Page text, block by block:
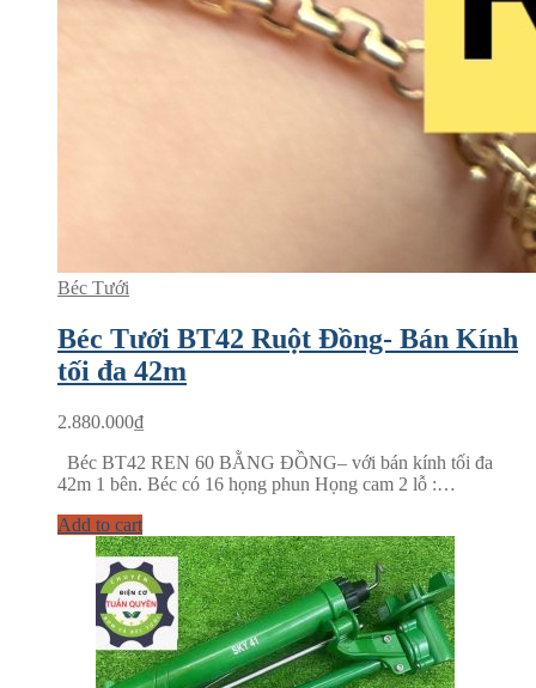
Béc Tưới
Béc Tưới BT42 Ruột Đồng- Bán Kính
tối đa 42m
2.880.000₫
Béc BT42 REN 60 BẰNG ĐỒNG– với bán kính tối đa
42m 1 bên. Béc có 16 họng phun Họng cam 2 lỗ :…
Add to cart